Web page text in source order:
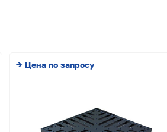
→ Цена по запросу